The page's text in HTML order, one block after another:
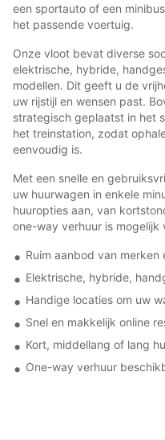
een sportauto of een
het passende voertuig.
Onze vloot bevat diverse
elektrische, hybride,
modellen. Dit geeft u de
uw rijstijl en wensen past.
strategisch geplaatst in het
het treinstation, zodat
eenvoudig is.
Met een snelle en
uw huurwagen in enkele
huuropties aan, van
one-way verhuur is mogelijk
Ruim aanbod van merken
Elektrische, hybride,
Handige locaties om uw
Snel en makkelijk online
Kort, middellang of lang
One-way verhuur